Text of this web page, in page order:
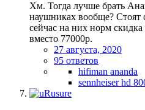
Хм. Тогда лучше брать
наушниках вообще? Стоят
сейчас на них норм
вместо 77000р.
27 августа, 2020
95 ответов
hifiman ananda
sennheiser hd